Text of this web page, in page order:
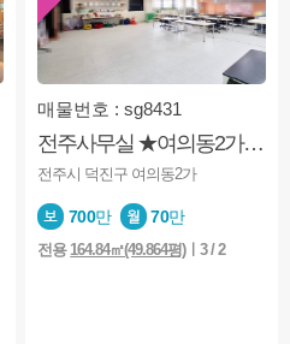
매물번호 : sg8431
전주사무실 ★여의동2가★2층★사무실★학원★연습실등
전주시 덕진구 여의동2가
700만 70만
전용 164.84㎡(49.864평)ㅣ3 / 2